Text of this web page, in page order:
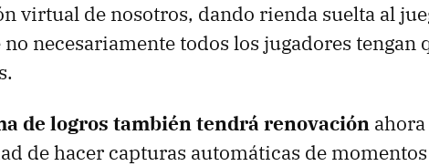
virtual de nosotros, dando rienda suelta al
no necesariamente todos los jugadores tengan
de logros también tendrá renovación
de hacer capturas automáticas de